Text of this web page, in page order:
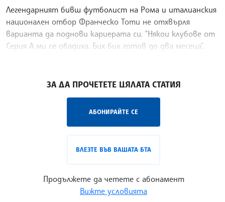
Легендарният бивш футболист на Рома и италианския
национален отбор Франческо Тоти не отхвърля
варианта да поднови кариерата си. "Някои клубове от
Серия А ми се обадиха. Бих бил готов до два месеца",
ЗА ДА ПРОЧЕТЕТЕ ЦЯЛАТА СТАТИЯ
АБОНИРАЙТЕ СЕ
ВЛЕЗТЕ ВЪВ ВАШАТА БТА
Продължете да четете с абонамент
Вижте условията